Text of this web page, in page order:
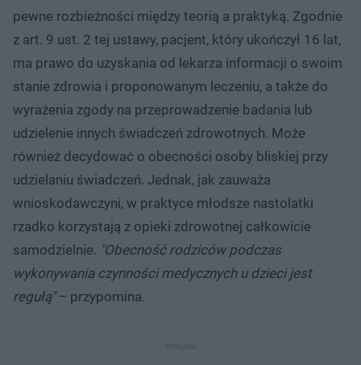
pewne rozbieżności między teorią a praktyką. Zgodnie
z art. 9 ust. 2 tej ustawy, pacjent, który ukończył 16 lat,
ma prawo do uzyskania od lekarza informacji o swoim
stanie zdrowia i proponowanym leczeniu, a także do
wyrażenia zgody na przeprowadzenie badania lub
udzielenie innych świadczeń zdrowotnych. Może
również decydować o obecności osoby bliskiej przy
udzielaniu świadczeń. Jednak, jak zauważa
wnioskodawczyni, w praktyce młodsze nastolatki
rzadko korzystają z opieki zdrowotnej całkowicie
samodzielnie. "Obecność rodziców podczas
wykonywania czynności medycznych u dzieci jest
regułą"– przypomina.